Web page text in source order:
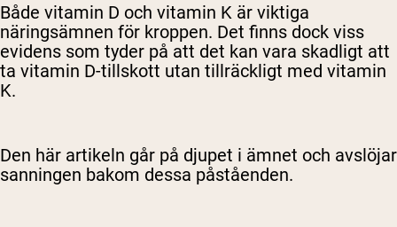
Både vitamin D och vitamin K är viktiga
näringsämnen för kroppen. Det finns dock viss
evidens som tyder på att det kan vara skadligt att
ta vitamin D-tillskott utan tillräckligt med vitamin
K.
Den här artikeln går på djupet i ämnet och avslöjar
sanningen bakom dessa påståenden.